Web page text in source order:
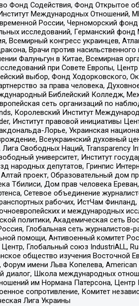
Фонд Содействия, Фонд Открытое
Международных Отношений,
России, Черноморский фонд
исследований, Германский
конгресс украинцев,
Врачи против насильственного
Фалуньгун в Китае, Всемирная
при Совете Европы,
выбор, Фонд Ходорковского,
за права человека,
Библейский Колледж,
сеть организаций по
Королевский Институт
Институт правовой инициативы
Лорье, Украинская
Всеукраинский духовный
Свободных Наций, Transparеncy
университет, Институт
народных депутатов, Гринпис
проект, Образовательный дом
Тбилиси, Дом прав человека
Сетевое объединение
рабочих, ИстЧам
и международных
политики, Академическая сеть
Глобальная сеть журналистов-
помощи, Антивоенный комитет
Глобальный союз IndustriALL,
общество изучения Восточной
имени Льва Копелева,
Школа международных
им Нормана Патерсона,
сопротивление, Комитет
Лига Украины